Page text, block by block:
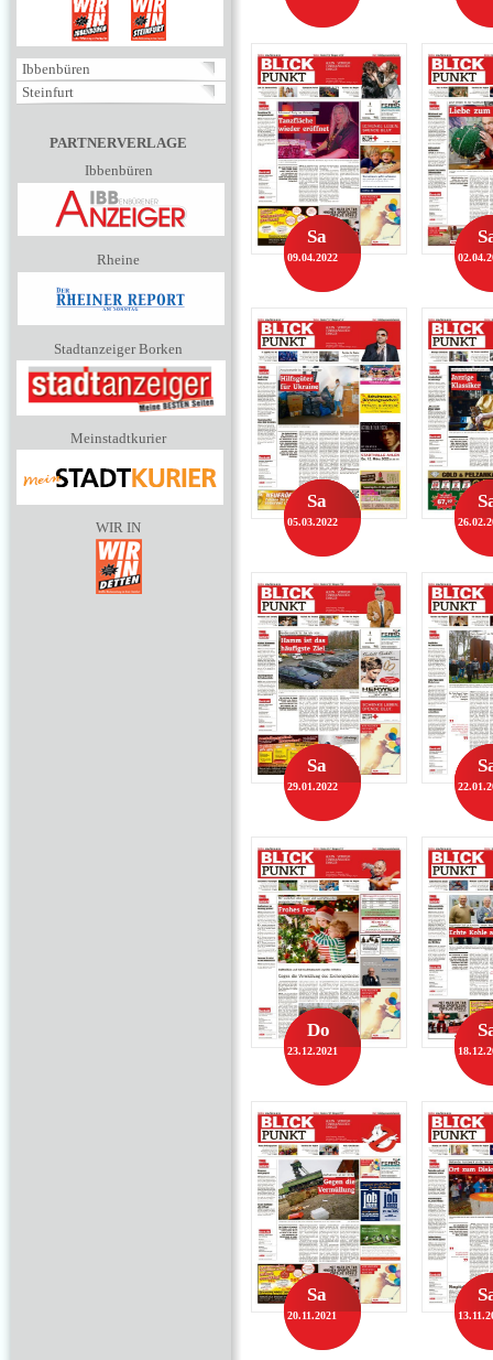
Ibbenbüren
Steinfurt
PARTNERVERLAGE
Ibbenbüren
Rheine
Stadtanzeiger Borken
Meinstadtkurier
WIR IN
Sa
09.04.2022
Sa
05.03.2022
Sa
29.01.2022
Do
23.12.2021
Sa
20.11.2021